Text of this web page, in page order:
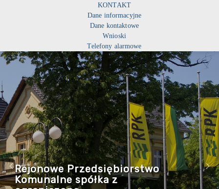
KONTAKT
Dane informacyjne
Dane kontaktowe
Wnioski
Telefony alarmowe
Rejonowe Przedsiębiorstwo
Komunalne spółka z